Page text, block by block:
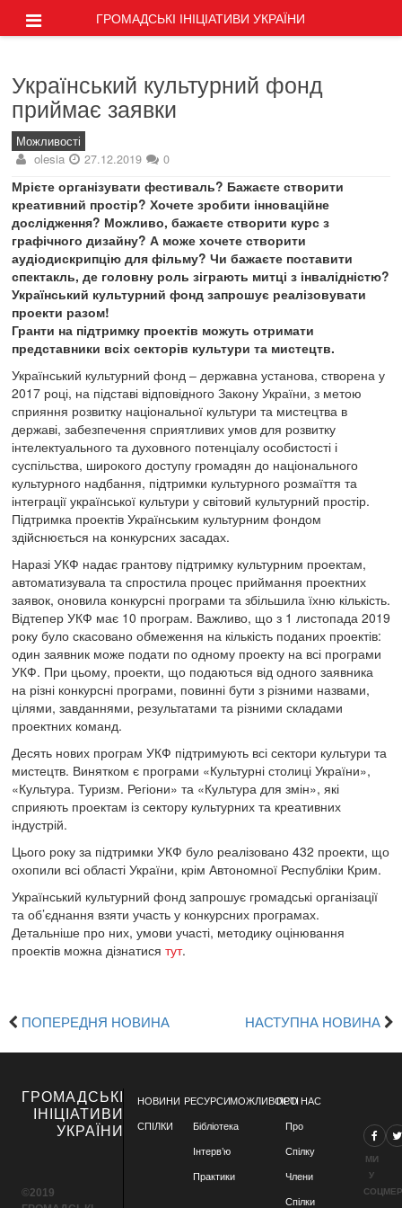
ГРОМАДСЬКІ ІНІЦІАТИВИ УКРАЇНИ
Український культурний фонд
приймає заявки
Можливості
olesia 27.12.2019 0
Мрієте організувати фестиваль? Бажаєте створити
креативний простір? Хочете зробити інноваційне
дослідження? Можливо, бажаєте створити курс з
графічного дизайну? А може хочете створити
аудіодискрипцію для фільму? Чи бажаєте поставити
спектакль, де головну роль зіграють митці з інвалідністю?
Український культурний фонд запрошує реалізовувати
проекти разом!
Гранти на підтримку проектів можуть отримати
представники всіх секторів культури та мистецтв.
Український культурний фонд ‒ державна установа, створена у
2017 році, на підставі відповідного Закону України, з метою
сприяння розвитку національної культури та мистецтва в
державі, забезпечення сприятливих умов для розвитку
інтелектуального та духовного потенціалу особистості і
суспільства, широкого доступу громадян до національного
культурного надбання, підтримки культурного розмаїття та
інтеграції української культури у світовий культурний простір.
Підтримка проектів Українським культурним фондом
здійснюється на конкурсних засадах.
Наразі УКФ надає грантову підтримку культурним проектам,
автоматизувала та спростила процес приймання проектних
заявок, оновила конкурсні програми та збільшила їхню кількість.
Відтепер УКФ має 10 програм. Важливо, що з 1 листопада 2019
року було скасовано обмеження на кількість поданих проектів:
один заявник може подати по одному проекту на всі програми
УКФ. При цьому, проекти, що подаються від одного заявника
на різні конкурсні програми, повинні бути з різними назвами,
цілями, завданнями, результатами та різними складами
проектних команд.
Десять нових програм УКФ підтримують всі сектори культури та
мистецтв. Винятком є програми «Культурні столиці України»,
«Культура. Туризм. Регіони» та «Культура для змін», які
сприяють проектам із сектору культурних та креативних
індустрій.
Цього року за підтримки УКФ було реалізовано 432 проекти, що
охопили всі області України, крім Автономної Республіки Крим.
Український культурний фонд запрошує громадські організації
та об’єднання взяти участь у конкурсних програмах.
Детальніше про них, умови участі, методику оцінювання
проектів можна дізнатися тут.
ПОПЕРЕДНЯ НОВИНА НАСТУПНА НОВИНА
ГРОМАДСЬКІ
ІНІЦІАТИВИ
УКРАЇНИ
©2019
НОВИНИ
СПІЛКИ
РЕСУРСИ
Бібліотека
Інтерв’ю
Практики
МОЖЛИВОСТІПРО НАС
Про
Спілку
Члени
Спілки
МИ
У